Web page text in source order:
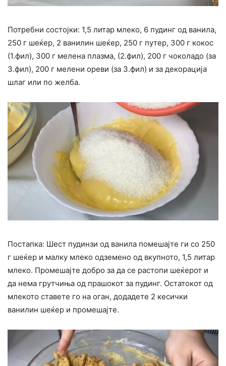
Потребни состојки: 1,5 литар млеко, 6 пудинг од ванила,
250 г шеќер, 2 ванилин шеќер, 250 г путер, 300 г кокос
(1.фил), 300 г мелена плазма, (2.фил), 200 г чоколадо (за
3.фил), 200 г мелени ореви (за 3.фил) и за декорација
шлаг или по желба.
Постапка: Шест пудинзи од ванила помешајте ги со 250
г шеќер и малку млеко одземено од вкупното, 1,5 литар
млеко. Промешајте добро за да се растопи шеќерот и
да нема грутчиња од прашокот за пудинг. Остатокот од
млекото ставете го на оган, додадете 2 кесички
ванилин шеќер и промешајте.